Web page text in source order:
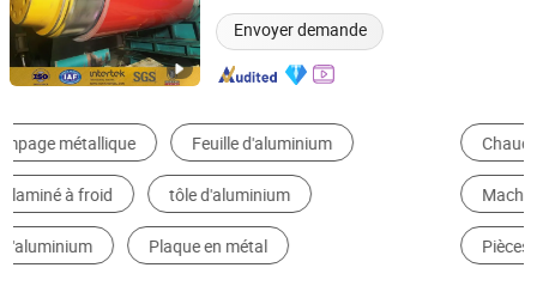
Envoyer demande
Chaudronnerie de Tôle Pièce d'Estampage
Machine à Cintrer
Pièces de Machine de Façonnage Métallique Matriçage